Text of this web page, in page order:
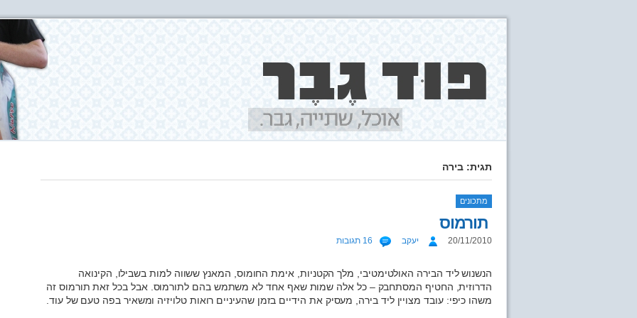
תגית: בירה
מתכונים
תורמוס
20/11/2010 יעקב 16 תגובות
הנשנוש ליד הבירה האולטימטיבי, מלך הקטניות, אימת החומוס, המאנץ ששווה למות בשבילו, הקינואה
הדרוזית, החטיף המסתחבק – כל אלה שמות שאף אחד לא משתמש בהם לתורמוס. אבל בכל זאת תורמוס זה
משהו כיפי: עובד מצויין ליד בירה, מעסיק את הידיים בזמן שהעיניים רואות טלויזיה ומשאיר בפה טעם של עוד.